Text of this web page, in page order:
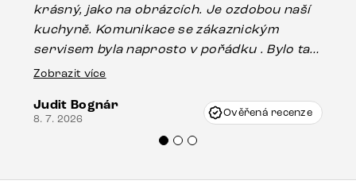
krásný, jako na obrázcích. Je ozdobou naší
kuchyně. Komunikace se zákaznickým
servisem byla naprosto v pořádku . Bylo tam
drobné poškození u nohy stolu, které mohlo
Vincze mi velmi korektně vyšli vstříc.
Doporučuji produkty Delife všem.“
Zobrazit více
Judit Bognár
8. 7. 2026 Ověřená recenze